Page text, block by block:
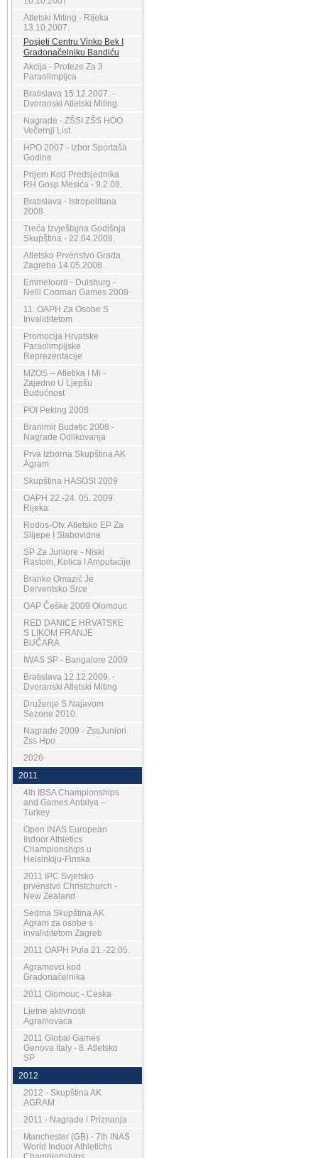
Atletski Miting - Rijeka
13.10.2007.
Posjeti Centru Vinko Bek I
Gradonačelniku Bandiću
Akcija - Proteze Za 3
Paraolimpijca
Bratislava 15.12.2007. -
Dvoranski Atletski Miting
Nagrade - ZŠSI ZŠS HOO
Večernji List
HPO 2007 - Izbor Sportaša
Godine
Prijem Kod Predsjednika
RH Gosp.Mesića - 9.2.08.
Bratislava - Istropolitana
2008
Treća Izvještajna Godišnja
Skupština - 22.04.2008.
Atletsko Prvenstvo Grada
Zagreba 14.05.2008.
Emmeloord - Duisburg -
Nelli Cooman Games 2008
11. OAPH Za Osobe S
Invaliditetom
Promocija Hrvatske
Paraolimpijske
Reprezentacije
MZOS -- Atletika I Mi -
Zajedno U Ljepšu
Budućnost
POI Peking 2008
Branimir Budetic 2008 -
Nagrade Odlikovanja
Prva Izborna Skupština AK
Agram
Skupština HASOSI 2009
OAPH 22.-24. 05. 2009.
Rijeka
Rodos-Otv. Atletsko EP Za
Slijepe I Slabovidne
SP Za Juniore - Niski
Rastom, Kolica I Amputacije
Branko Omazić Je
Derventsko Srce
OAP Češke 2009 Olomouc
RED DANICE HRVATSKE
S LIKOM FRANJE
BUČARA
IWAS SP - Bangalore 2009
Bratislava 12.12.2009. -
Dvoranski Atletski Miting
Druženje S Najavom
Sezone 2010.
Nagrade 2009 - ZssJuniori
Zss Hpo
2026
2011
4th IBSA Championships
and Games Antalya –
Turkey
Open INAS European
Indoor Athletics
Championships u
Helsinkiju-Finska
2011 IPC Svjetsko
prvenstvo Christchurch -
New Zealand
Sedma Skupština AK
Agram za osobe s
invaliditetom Zagreb
2011 OAPH Pula 21.-22.05.
Agramovci kod
Gradonačelnika
2011 Olomouc - Ceska
Ljetne aktivnosti
Agramovaca
2011 Global Games
Genova Italy - 8. Atletsko
SP
2012
2012 - Skupština AK
AGRAM
2011 - Nagrade i Priznanja
Manchester (GB) - 7th INAS
World Indoor Athletichs